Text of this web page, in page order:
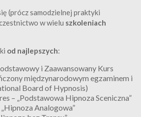
(prócz samodzielnej praktyki
w wielu szkoleniach
od najlepszych:
i Zaawansowany Kurs
międzynarodowym egzaminem i
Board of Hypnosis)
– „Podstawowa Hipnoza Sceniczna”
Analogowa”